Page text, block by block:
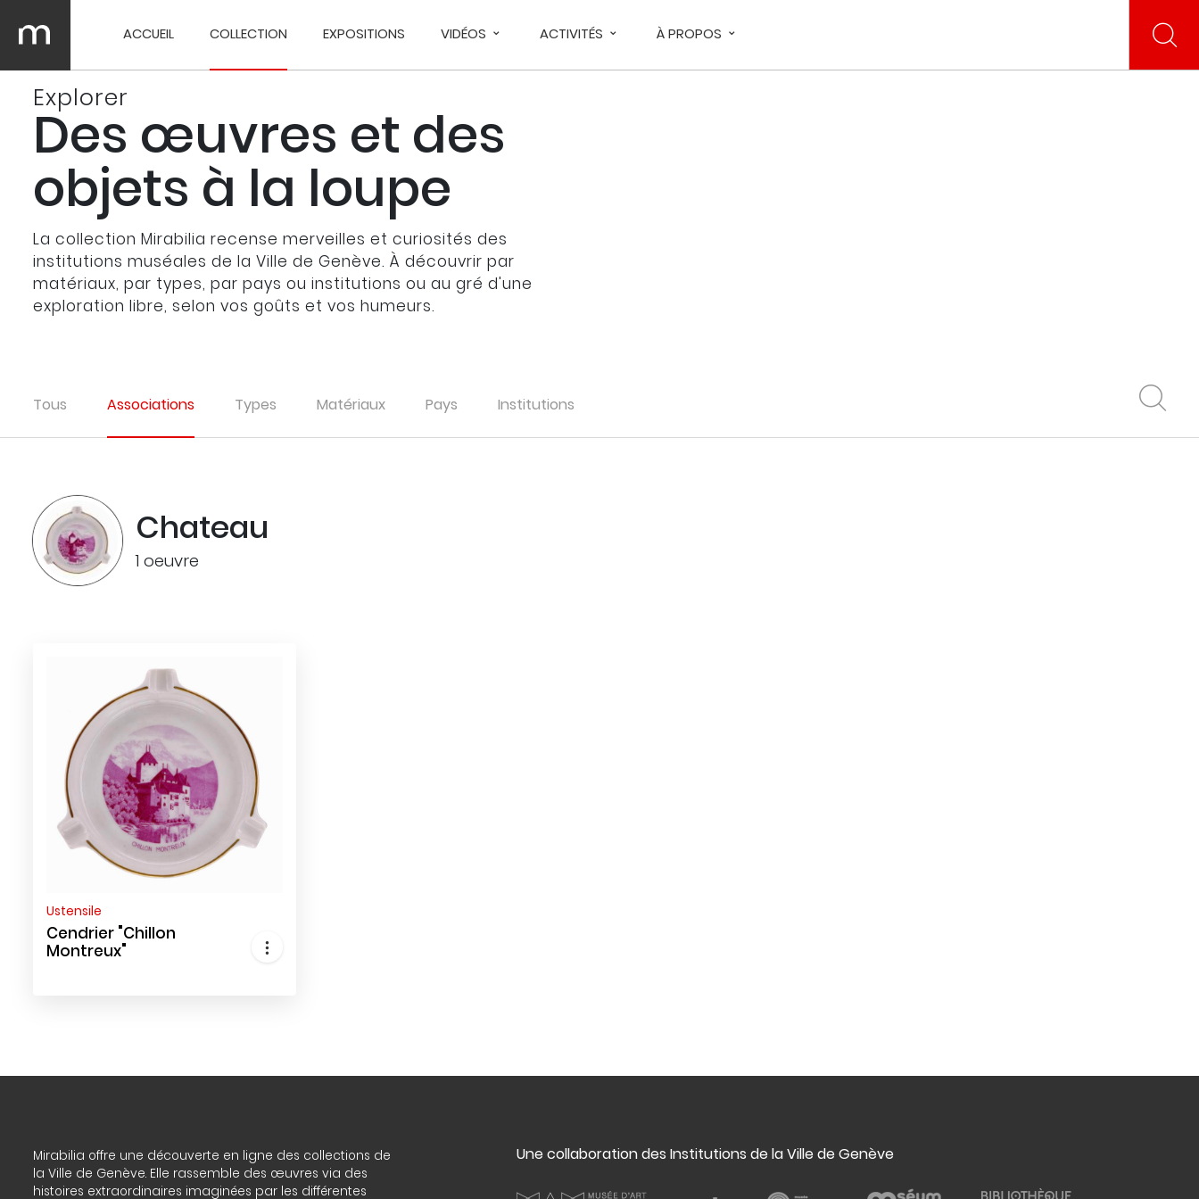
ACCUEIL COLLECTION EXPOSITIONS VIDÉOS ACTIVITÉS À PROPOS
Explorer
Des œuvres et des
objets à la loupe
La collection Mirabilia recense merveilles et curiosités des
institutions muséales de la Ville de Genève. À découvrir par
matériaux, par types, par pays ou institutions ou au gré d'une
exploration libre, selon vos goûts et vos humeurs.
Tous Associations Types Matériaux Pays Institutions
Chateau
1 oeuvre
Ustensile
Cendrier "Chillon
Montreux"
Mirabilia offre une découverte en ligne des collections de
la Ville de Genève. Elle rassemble des œuvres via des
histoires extraordinaires imaginées par les différentes
Une collaboration des Institutions de la Ville de Genève